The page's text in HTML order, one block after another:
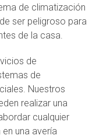
de climatización
ser peligroso para
de la casa.
de
de
Nuestros
realizar una
cualquier
una avería